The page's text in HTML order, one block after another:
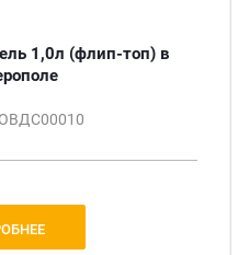
1,0л (флип-топ) в